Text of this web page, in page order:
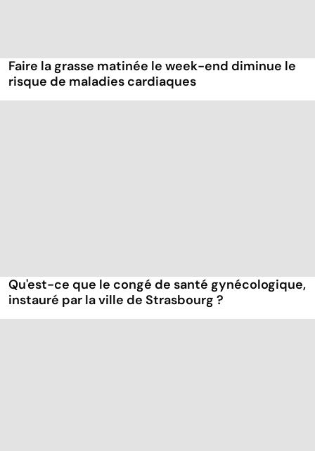
Faire la grasse matinée le week-end diminue le
risque de maladies cardiaques
Qu'est-ce que le congé de santé gynécologique,
instauré par la ville de Strasbourg ?